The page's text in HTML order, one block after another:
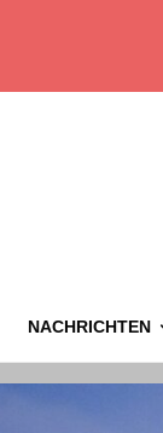
NACHRICHTEN